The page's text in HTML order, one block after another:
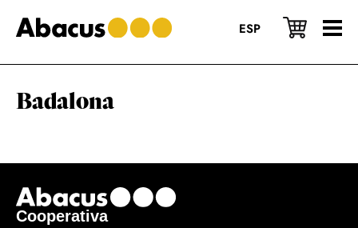
to
main
to
primary
to
footer
ESP
Badalona
Footer
Cooperativa